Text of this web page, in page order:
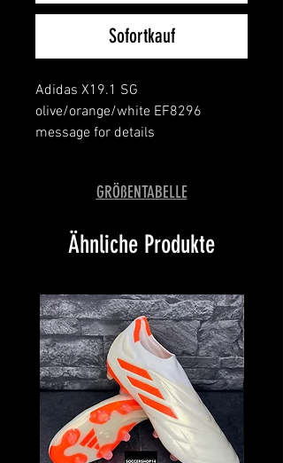
Sofortkauf
Adidas X19.1 SG
olive/orange/white EF8296
message for details
GRÖßENTABELLE
Ähnliche Produkte